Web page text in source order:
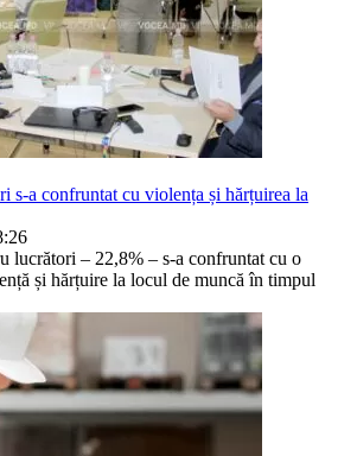
s-a confruntat cu violența și hărțuirea la
lucră­tori – 22,8% – s-a confruntat cu o
și hărțuire la locul de muncă în timpul